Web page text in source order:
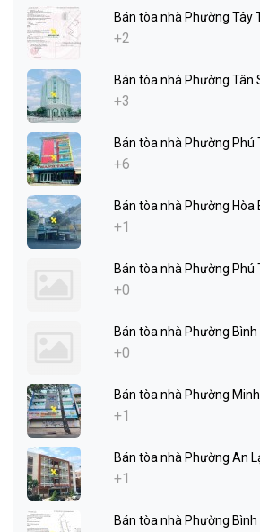
Bán tòa nhà Phường Tây
+2
Bán tòa nhà Phường Tân
+3
Bán tòa nhà Phường Phú
+6
Bán tòa nhà Phường Hòa
+1
Bán tòa nhà Phường Phú
+0
Bán tòa nhà Phường Bình
+0
Bán tòa nhà Phường
+1
Bán tòa nhà Phường An
+1
Bán tòa nhà Phường Bình